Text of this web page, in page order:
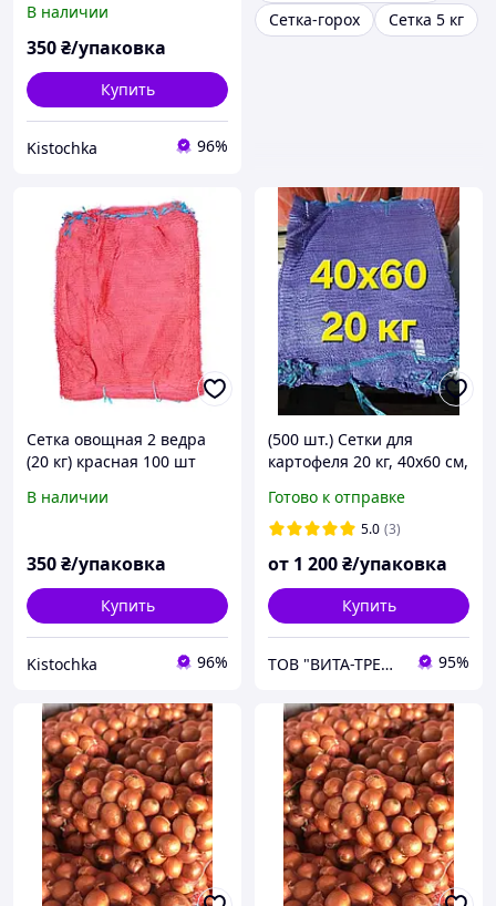
В наличии
350₴/упаковка
Купить
Kistochka 96%
Сетка-горох
Сетка 5 кг
Сетка овощная 2 ведра
(20 кг) красная 100 шт
В наличии
350₴/упаковка
Купить
Kistochka 96%
(500 шт.) Сетки для
картофеля 20 кг, 40х60 см,
Готово к отправке
5.0 (3)
от 1 200₴/упаковка
Купить
ТОВ "ВИТА-ТРЕЙД" 95%